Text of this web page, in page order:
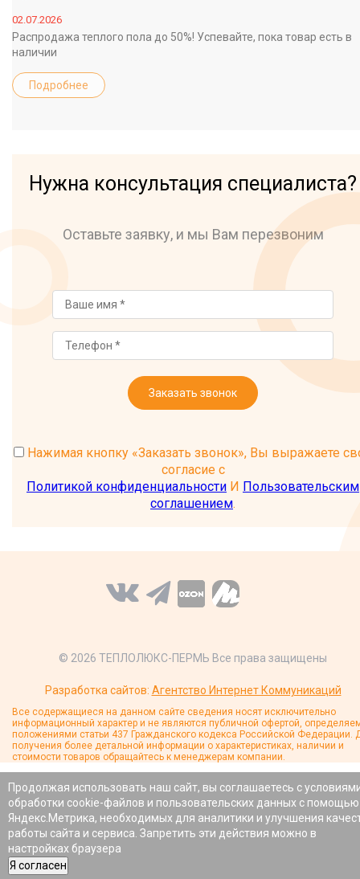
02.07.2026
Распродажа теплого пола до 50%! Успевайте, пока товар есть в
наличии
Подробнее
Нужна консультация специалиста?
Оставьте заявку, и мы Вам перезвоним
Заказать звонок
Нажимая кнопку «Заказать звонок», Вы выражаете
согласие с
Политикой конфиденциальности И Пользовательским
соглашением.
© 2026 ТЕПЛОЛЮКС-ПЕРМЬ Все права защищены
Разработка сайтов: Агентство Интернет Коммуникаций
Все содержащиеся на данном сайте сведения носят исключительно
информационный характер и не являются публичной офертой,
положениями статьи 437 Гражданского кодекса Российской Федерации.
получения более детальной информации о характеристиках, наличии и
стоимости товаров обращайтесь к менеджерам компании.
Продолжая использовать наш сайт, вы соглашаетесь с
обработки cookie-файлов и пользовательских данных с помощью
Яндекс.Метрика, необходимых для аналитики и улучшения
работы сайта и сервиса. Запретить эти действия можно в
настройках браузера
Я согласен